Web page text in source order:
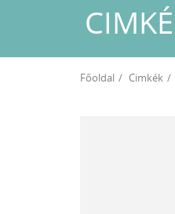
Főoldal Cimkék